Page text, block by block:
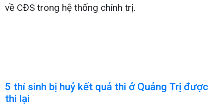
về CĐS trong hệ thống chính trị.
5 thí sinh bị huỷ kết quả thi ở Quảng Trị được
thi lại